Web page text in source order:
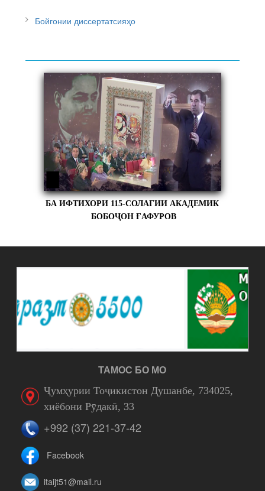
Бойгонии диссертатсияҳо
БА ИФТИХОРИ 115-СОЛАГИИ АКАДЕМИК
БОБОҶОН ҒАФУРОВ
ТАМОС БО МО
Ҷумҳурии Тоҷикистон Душанбе, 734025,
хиёбони Рӯдакӣ, 33
+992 (37) 221-37-42
Facebook
itaijt51@mail.ru